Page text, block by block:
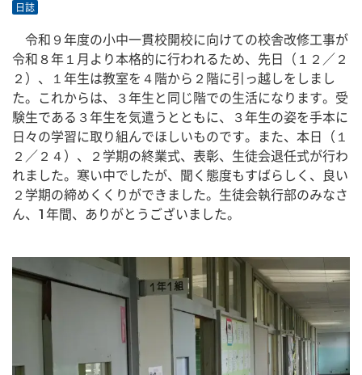
日誌
令和９年度の小中一貫校開校に向けての校舎改修工事が
令和８年１月より本格的に行われるため、先日（１２／２
２）、１年生は教室を４階から２階に引っ越しをしまし
た。これからは、３年生と同じ階での生活になります。受
験生である３年生を気遣うとともに、３年生の姿を手本に
日々の学習に取り組んでほしいものです。また、本日（１
２／２４）、２学期の終業式、表彰、生徒会退任式が行わ
れました。寒い中でしたが、聞く態度もすばらしく、良い
２学期の締めくくりができました。生徒会執行部のみなさ
ん、1年間、ありがとうございました。